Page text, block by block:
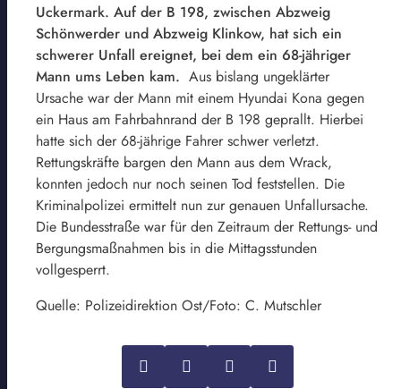
Uckermark. Auf der B 198, zwischen Abzweig
Schönwerder und Abzweig Klinkow, hat sich ein
schwerer Unfall ereignet, bei dem ein 68-jähriger
Mann ums Leben kam. Aus bislang ungeklärter
Ursache war der Mann mit einem Hyundai Kona gegen
ein Haus am Fahrbahnrand der B 198 geprallt. Hierbei
hatte sich der 68-jährige Fahrer schwer verletzt.
Rettungskräfte bargen den Mann aus dem Wrack,
konnten jedoch nur noch seinen Tod feststellen. Die
Kriminalpolizei ermittelt nun zur genauen Unfallursache.
Die Bundesstraße war für den Zeitraum der Rettungs- und
Bergungsmaßnahmen bis in die Mittagsstunden
vollgesperrt.
Quelle: Polizeidirektion Ost/Foto: C. Mutschler